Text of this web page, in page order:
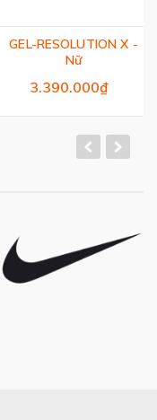
GEL-RESOLUTION X -
Nữ
3.390.000₫